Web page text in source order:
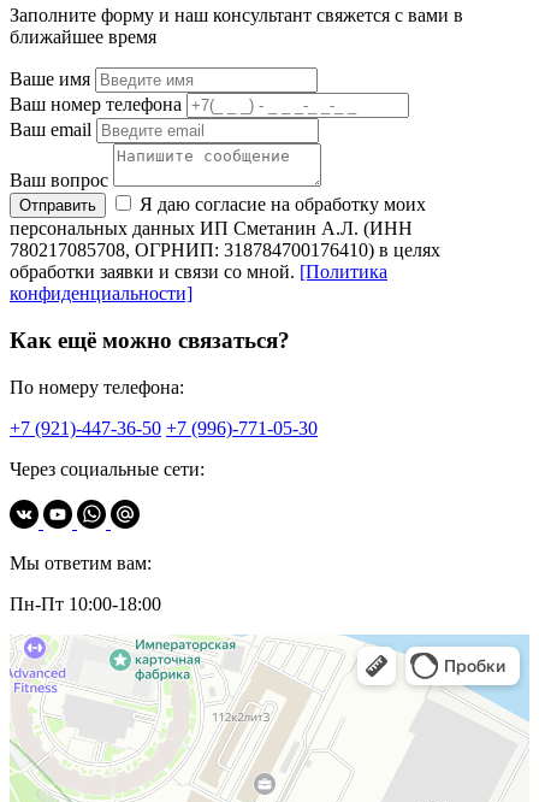
Заполните форму и наш консультант свяжется с вами в
ближайшее время
Ваше имя
Ваш номер телефона
Ваш email
Ваш вопрос
Отправить
Я даю согласие на обработку моих
персональных данных ИП Сметанин А.Л. (ИНН
780217085708, ОГРНИП: 318784700176410) в целях
обработки заявки и связи со мной. [Политика
конфиденциальности]
Как ещё можно связаться?
По номеру телефона:
+7 (921)-447-36-50 +7 (996)-771-05-30
Через социальные сети:
Мы ответим вам:
Пн-Пт 10:00-18:00